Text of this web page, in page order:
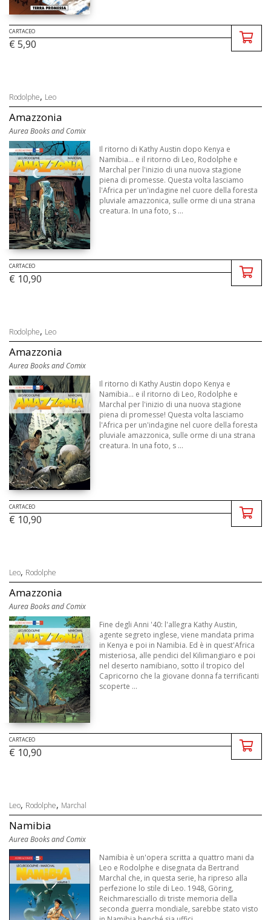
CARTACEO
€ 5,90
Rodolphe, Leo
Amazzonia
Aurea Books and Comix
Il ritorno di Kathy Austin dopo Kenya e
Namibia... e il ritorno di Leo, Rodolphe e
Marchal per l'inizio di una nuova stagione
piena di promesse. Questa volta lasciamo
l'Africa per un'indagine nel cuore della foresta
pluviale amazzonica, sulle orme di una strana
creatura. In una foto, s ...
CARTACEO
€ 10,90
Rodolphe, Leo
Amazzonia
Aurea Books and Comix
Il ritorno di Kathy Austin dopo Kenya e
Namibia... e il ritorno di Leo, Rodolphe e
Marchal per l'inizio di una nuova stagione
piena di promesse! Questa volta lasciamo
l'Africa per un'indagine nel cuore della foresta
pluviale amazzonica, sulle orme di una strana
creatura. In una foto, s ...
CARTACEO
€ 10,90
Leo, Rodolphe
Amazzonia
Aurea Books and Comix
Fine degli Anni '40: l'allegra Kathy Austin,
agente segreto inglese, viene mandata prima
in Kenya e poi in Namibia. Ed è in quest'Africa
misteriosa, alle pendici del Kilimangiaro e poi
nel deserto namibiano, sotto il tropico del
Capricorno che la giovane donna fa terrificanti
scoperte ...
CARTACEO
€ 10,90
Leo, Rodolphe, Marchal
Namibia
Aurea Books and Comix
Namibia è un'opera scritta a quattro mani da
Leo e Rodolphe e disegnata da Bertrand
Marchal che, in questa serie, ha ripreso alla
perfezione lo stile di Leo. 1948, Göring,
Reichmaresciallo di triste memoria della
seconda guerra mondiale, sarebbe stato visto